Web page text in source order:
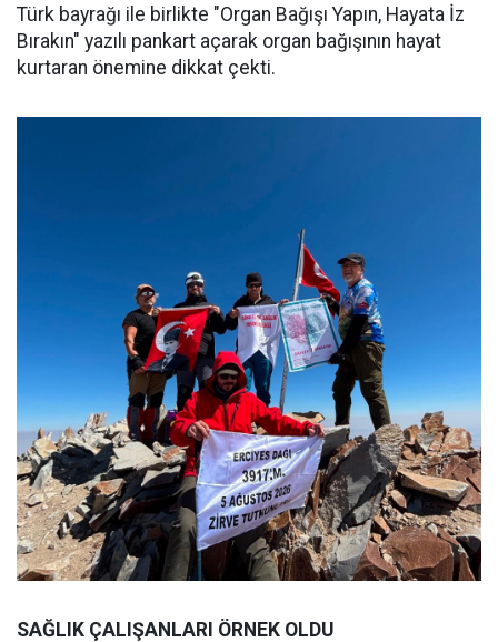
Türk bayrağı ile birlikte "Organ Bağışı Yapın, Hayata İz
Bırakın" yazılı pankart açarak organ bağışının hayat
kurtaran önemine dikkat çekti.
SAĞLIK ÇALIŞANLARI ÖRNEK OLDU